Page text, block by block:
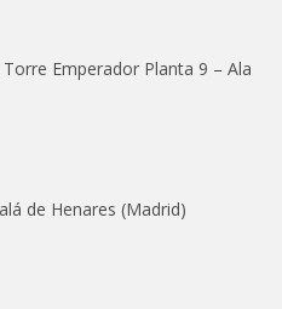
Emperador Planta 9 – Ala
de Henares (Madrid)